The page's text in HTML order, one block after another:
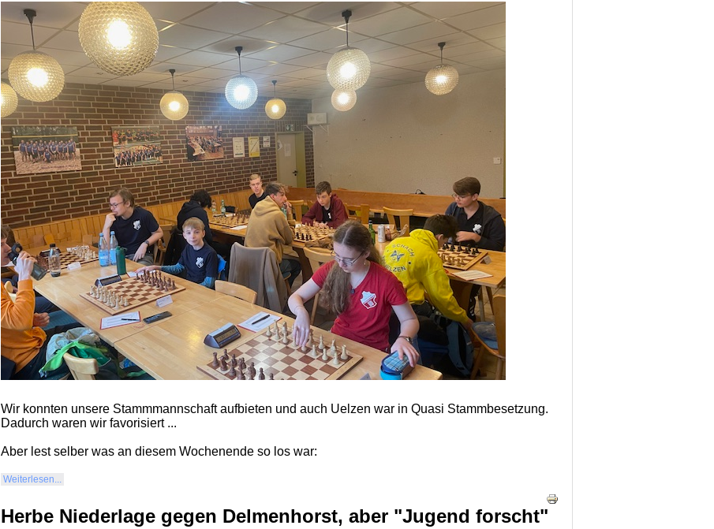
Wir konnten unsere Stammmannschaft aufbieten und auch Uelzen war in Quasi Stammbesetzung.
Dadurch waren wir favorisiert ...
Aber lest selber was an diesem Wochenende so los war:
Weiterlesen...
Herbe Niederlage gegen Delmenhorst, aber "Jugend forscht"